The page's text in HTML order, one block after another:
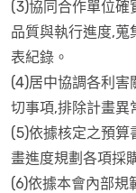
(3)協同合作單位確
品質與執行進度,蒐
表紀錄。
(4)居中協調各利害
切事項,排除計畫異
(5)依據核定之預算
畫進度規劃各項採
(6)依據本會內部規